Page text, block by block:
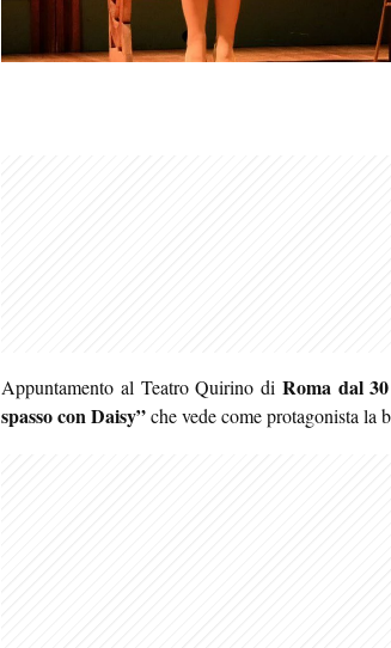
Appuntamento al Teatro Quirino di Roma dal
spasso con Daisy”che vede come protagonista la